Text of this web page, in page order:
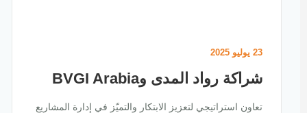
23 يوليو 2025
شراكة رواد المدى وBVGI Arabia
تعاون استراتيجي لتعزيز الابتكار والتميّز في إدارة المشاريع